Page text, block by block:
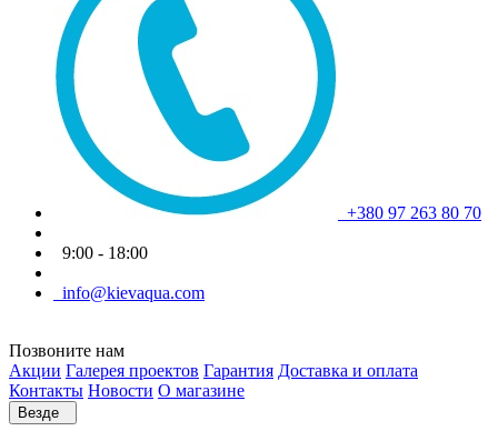
+380 97 263 80 70
9:00 - 18:00
info@kievaqua.com
Позвоните нам
Акции Галерея проектов Гарантия Доставка и оплата
Контакты Новости О магазине
Везде